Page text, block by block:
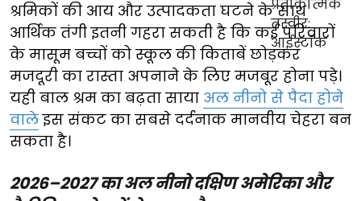
श्रमिकों की आय और उत्पादकता घटने के साथ
आर्थिक तंगी इतनी गहरा सकती है कि कई परिवारों
के मासूम बच्चों को स्कूल की किताबें छोड़कर
मजदूरी का रास्ता अपनाने के लिए मजबूर होना पड़े।
यही बाल श्रम का बढ़ता साया अल नीनो से पैदा होने
वालेइस संकट का सबसे दर्दनाक मानवीय चेहरा बन
सकता है।
2026–2027 का अल नीनो दक्षिण अमेरिका और